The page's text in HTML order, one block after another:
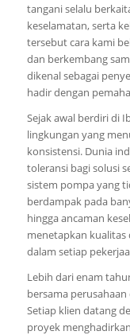
tangani selalu
keselamatan, serta
tersebut cara kami
dan berkembang
dikenal sebagai
hadir dengan
Sejak awal berdiri di
lingkungan yang
konsistensi. Dunia
toleransi bagi solusi
sistem pompa yang
berdampak pada
hingga ancaman
menetapkan kualitas
dalam setiap
Lebih dari enam
bersama
Setiap klien datang
proyek